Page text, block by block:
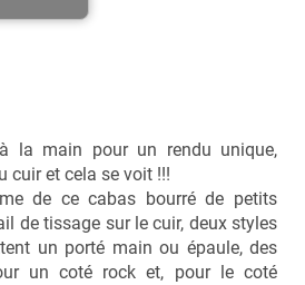
Cuisine
Ustensiles
Vaisselle et accessoires
la main pour un rendu unique,
cuir et cela se voit !!!
de ce cabas bourré de petits
de tissage sur le cuir, deux styles
un porté main ou épaule, des
un coté rock et, pour le coté